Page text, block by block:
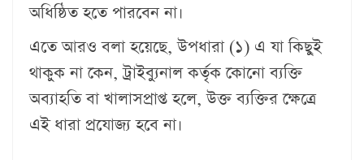
অধিষ্ঠিত হতে পারবেন না।
এতে আরও বলা হয়েছে, উপধারা (১) এ যা কিছুই
থাকুক না কেন, ট্রাইব্যুনাল কর্তৃক কোনো ব্যক্তি
অব্যাহতি বা খালাসপ্রাপ্ত হলে, উক্ত ব্যক্তির ক্ষেত্রে
এই ধারা প্রযোজ্য হবে না।